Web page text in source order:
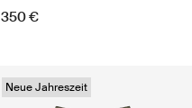
350 €
Neue Jahreszeit